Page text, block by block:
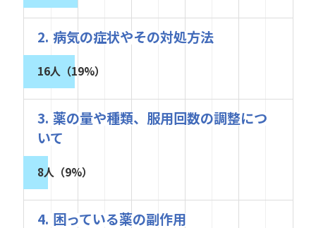
2. 病気の症状やその対処方法
16人（19%）
3. 薬の量や種類、服用回数の調整につ
いて
8人（9%）
4. 困っている薬の副作用